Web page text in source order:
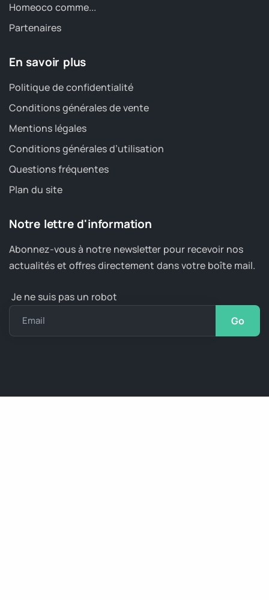
Homeoco comme...
Partenaires
En savoir plus
Politique de confidentialité
Conditions générales de vente
Mentions légales
Conditions générales d’utilisation
Questions fréquentes
Plan du site
Notre lettre d'information
Abonnez-vous à notre newsletter pour recevoir nos
actualités et offres directement dans votre boîte mail.
Je ne suis pas un robot
Email